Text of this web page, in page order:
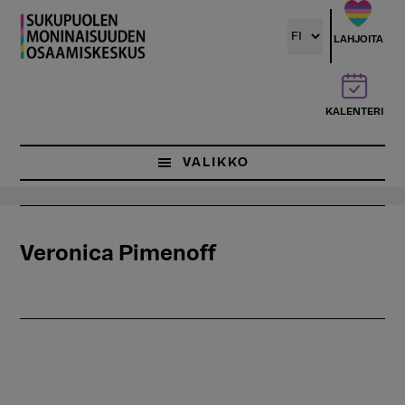
Hyppää
pääsisältöön
LAHJOITA
KALENTERI
VALIKKO
Veronica Pimenoff